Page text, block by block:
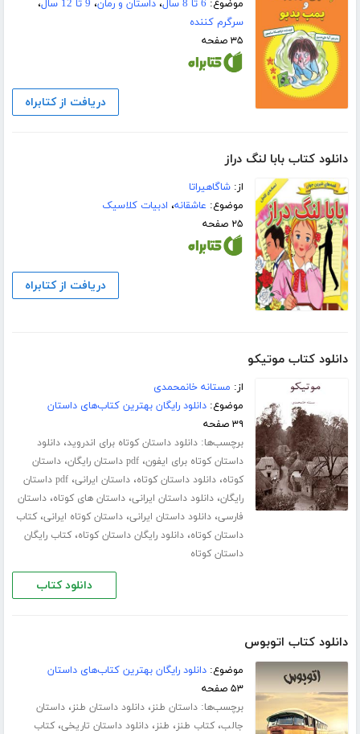
موضوع: 6 تا 8 سال ،داستان و رمان، 9 تا 12 سال
،
سرگرم کننده
۳۵ صفحه
دریافت از کتابراه
دانلود کتاب بابا لنگ دراز
از:شاگاهیراتا
موضوع: عاشقانه، ادبیات کلاسیک
۲۵ صفحه
دریافت از کتابراه
دانلود کتاب موتیکو
از: مستانه خانمحمدی
موضوع:دانلود رایگان بهترین کتاب‌های داستان
۳۹ صفحه
برچسب‌ها:دانلود داستان کوتاه برای اندروید،دانلود
داستان کوتاه برای ایفون،pdf داستان رایگان ،داستان
کوتاه،دانلود داستان کوتاه،داستان ایرانی،
pdf داستان
رایگان،دانلود داستان ایرانی،داستان های کوتاه،داستان
فارسی،دانلود داستان ایرانی،داستان کوتاه ایرانی،کتاب
داستان کوتاه،دانلود رایگان داستان کوتاه،کتاب رایگان
داستان کوتاه
دانلود کتاب
دانلود کتاب اتوبوس
موضوع:دانلود رایگان بهترین کتاب‌های داستان
۵۳ صفحه
برچسب‌ها:داستان طنز،دانلود داستان طنز،داستان
جالب،کتاب طنز، طنز،دانلود داستان تاریخی،کتاب